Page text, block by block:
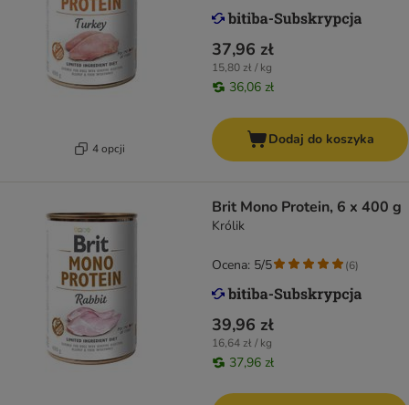
4 opcji
37,96 zł
15,80 zł / kg
36,06 zł
Dodaj do koszyka
Brit Mono Protein, 6 x 400 g
Królik
39,96 zł
16,64 zł / kg
37,96 zł
Ocena: 5/5 (6)